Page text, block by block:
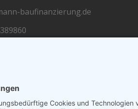
baufinanzierung.de